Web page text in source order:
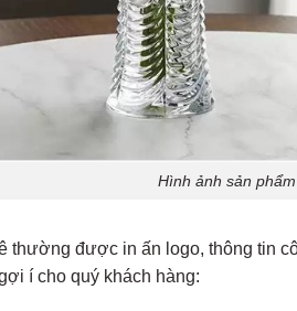
Hình ảnh sản phẩm
thường được in ấn logo, thông tin
í cho quý khách hàng: